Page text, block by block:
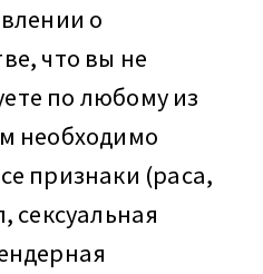
о
что вы не
по любому из
необходимо
признаки (раса,
сексуальная